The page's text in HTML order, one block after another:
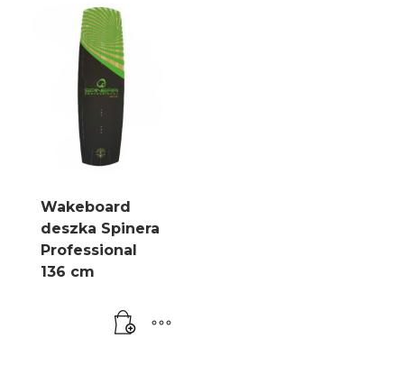
Wakeboard
deszka Spinera
Professional
136 cm